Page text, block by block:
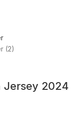
Jersey 2024